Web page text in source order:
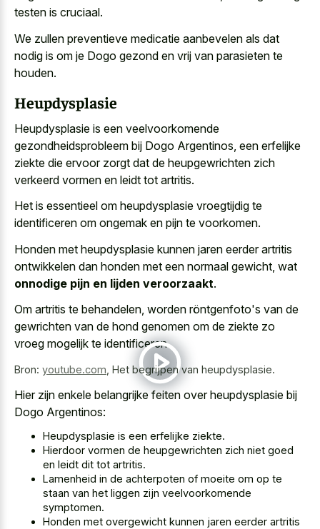
testen is cruciaal.
We zullen preventieve medicatie aanbevelen als dat
nodig is om je Dogo gezond en vrij van parasieten te
houden.
Heupdysplasie
Heupdysplasie is een veelvoorkomende
gezondheidsprobleem bij Dogo Argentinos, een erfelijke
ziekte die ervoor zorgt dat de heupgewrichten zich
verkeerd vormen en leidt tot artritis.
Het is essentieel om heupdysplasie vroegtijdig te
identificeren om ongemak en pijn te voorkomen.
Honden met heupdysplasie kunnen jaren eerder artritis
ontwikkelen dan honden met een normaal gewicht, wat
onnodige pijn en lijden veroorzaakt.
Om artritis te behandelen, worden röntgenfoto's van de
gewrichten van de hond genomen om de ziekte zo
vroeg mogelijk te identificeren.
Bron: youtube.com Het begrijpen van heupdysplasie.
Hier zijn enkele belangrijke feiten over heupdysplasie bij
Dogo Argentinos:
Heupdysplasie is een erfelijke ziekte.
Hierdoor vormen de heupgewrichten zich niet goed
en leidt dit tot artritis.
Lamenheid in de achterpoten of moeite om op te
staan van het liggen zijn veelvoorkomende
symptomen.
Honden met overgewicht kunnen jaren eerder artritis